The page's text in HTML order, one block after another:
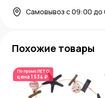
Самовывоз с 09:00 до
Похожие товары
По промоЛЕТО
цена 1 534 ₽